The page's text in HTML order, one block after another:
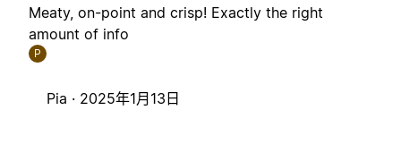
Meaty, on-point and crisp! Exactly the right
amount of info
P
Pia · 2025年1月13日